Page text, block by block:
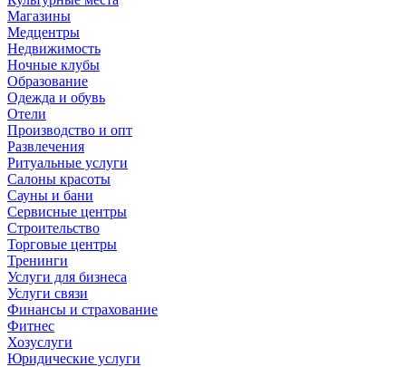
Магазины
Медцентры
Недвижимость
Ночные клубы
Образование
Одежда и обувь
Отели
Производство и опт
Развлечения
Ритуальные услуги
Салоны красоты
Сауны и бани
Сервисные центры
Строительство
Торговые центры
Тренинги
Услуги для бизнеса
Услуги связи
Финансы и страхование
Фитнес
Хозуслуги
Юридические услуги